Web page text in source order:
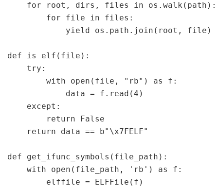
    for root, dirs, files in os.walk(path):
        for file in files:
            yield os.path.join(root, file)
def is_elf(file):
    try:
        with open(file, "rb") as f:
            data = f.read(4)
    except:
        return False
    return data == b"\x7FELF"
def get_ifunc_symbols(file_path):
    with open(file_path, 'rb') as f:
        elffile = ELFFile(f)